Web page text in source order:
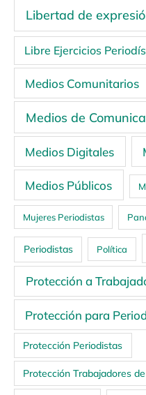
Libertad de
Libre Ejercicios
Medios Comunitarios
Medios de
Medios Digitales
Medios Públicos
Mujeres Periodistas
Periodistas Política
Protección a
Protección para
Protección Periodistas
Protección Trabajadores